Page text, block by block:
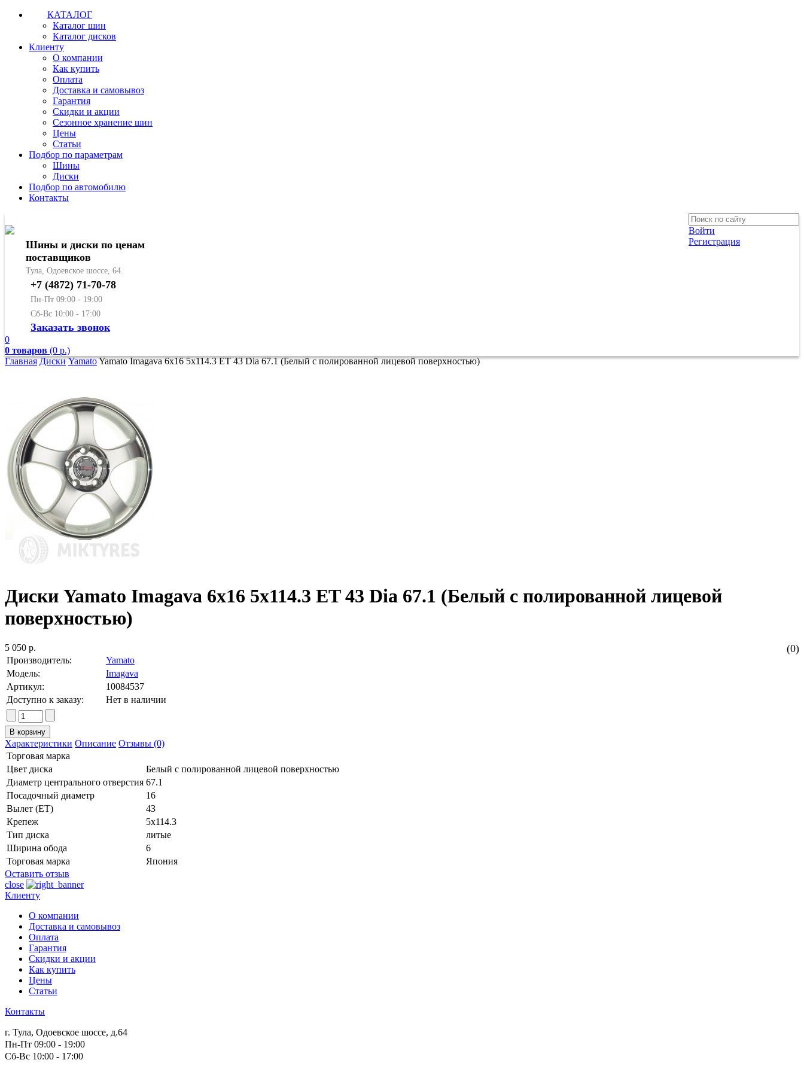
КАТАЛОГ
Каталог шин
Каталог дисков
Клиенту
О компании
Как купить
Оплата
Доставка и самовывоз
Гарантия
Скидки и акции
Сезонное хранение шин
Цены
Статьи
Подбор по параметрам
Шины
Диски
Подбор по автомобилю
Контакты
Войти
Регистрация
Шины и диски по ценам
поставщиков
Тула, Одоевское шоссе, 64.
+7 (4872) 71-70-78
Пн-Пт 09:00 - 19:00
Сб-Вс 10:00 - 17:00
Заказать звонок
0
0 товаров (0 р.)
Главная Диски YamatoYamato Imagava 6x16 5x114.3 ET 43 Dia 67.1 (Белый с полированной лицевой поверхностью)
Диски Yamato Imagava 6x16 5x114.3 ET 43 Dia 67.1 (Белый с полированной лицевой
поверхностью)
(0)
5 050 р.
Производитель:
Yamato
Модель:
Imagava
Артикул:
10084537
Доступно к заказу:
Нет в наличии
Характеристики Описание Отзывы (0)
Торговая марка
Цвет диска
Белый с полированной лицевой поверхностью
Диаметр центрального отверстия 67.1
Посадочный диаметр
16
Вылет (ET)
43
Крепеж
5x114.3
Тип диска
литые
Ширина обода
6
Торговая марка
Япония
Оставить отзыв
close
Клиенту
О компании
Доставка и самовывоз
Оплата
Гарантия
Скидки и акции
Как купить
Цены
Статьи
Контакты
г. Тула, Одоевское шоссе, д.64
Пн-Пт 09:00 - 19:00
Сб-Вс 10:00 - 17:00